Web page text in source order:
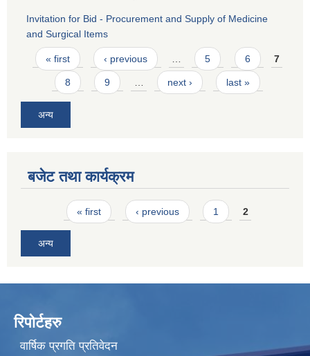
Invitation for Bid - Procurement and Supply of Medicine
and Surgical Items
Pages
« first ‹ previous … 5 6 7
8 9 … next › last »
अन्य
बजेट तथा कार्यक्रम
Pages« first ‹ previous 1 2
अन्य
रिपोर्टहरु
वार्षिक प्रगति प्रतिवेदन